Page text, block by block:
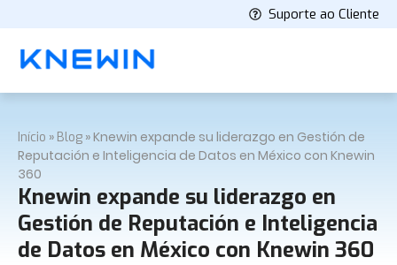
Suporte ao Cliente
Início » Blog »Knewin expande su liderazgo en Gestión de
Reputación e Inteligencia de Datos en México con Knewin
360
Knewin expande su liderazgo en
Gestión de Reputación e Inteligencia
de Datos en México con Knewin 360